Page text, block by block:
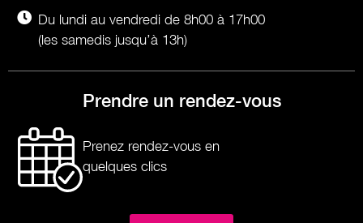
Du lundi au vendredi de 8h00 à 17h00
(les samedis jusqu’à 13h)
Prendre un rendez-vous
Prenez rendez-vous en
quelques clics